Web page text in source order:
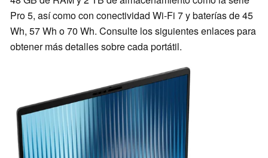
Pro 5, así como con conectividad Wi-Fi 7 y baterías de 45
Wh, 57 Wh o 70 Wh. Consulte los siguientes enlaces para
obtener más detalles sobre cada portátil.